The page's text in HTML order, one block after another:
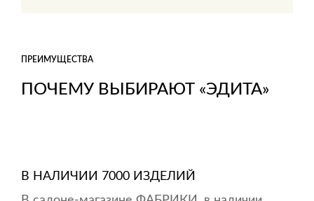
ПОЧЕМУ ВЫБИРАЮТ «ЭДИТА»
ПРЕИМУЩЕСТВА
В НАЛИЧИИ 7000 ИЗДЕЛИЙ